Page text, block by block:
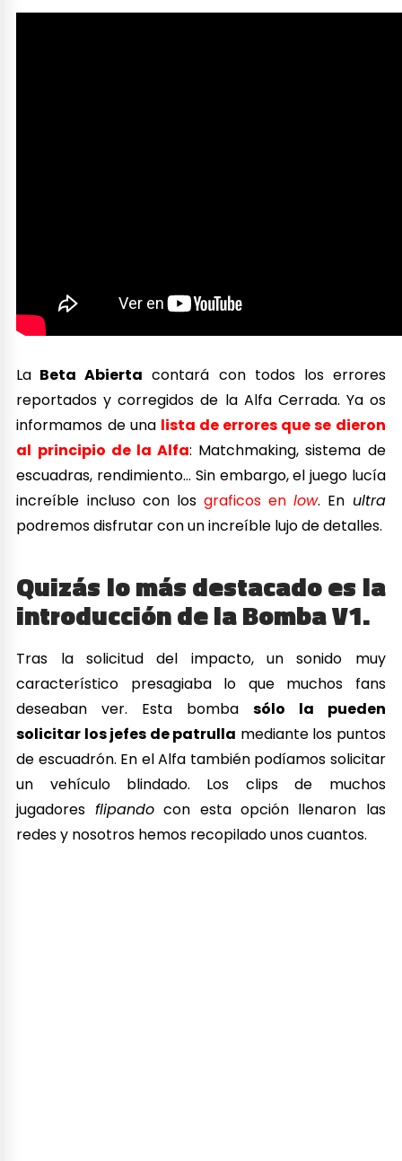
La Beta Abierta contará con todos los errores
reportados y corregidos de la Alfa Cerrada. Ya os
informamos de una lista de errores que se dieron
al principio de la Alfa: Matchmaking, sistema de
escuadras, rendimiento… Sin embargo, el juego lucía
increíble incluso con los graficos enlow. En ultra
podremos disfrutar con un increíble lujo de detalles.
Quizás lo más destacado es la
introducción de la Bomba V1.
Tras la solicitud del impacto, un sonido muy
característico presagiaba lo que muchos fans
deseaban ver. Esta bomba sólo la pueden
solicitar los jefes de patrulla mediante los puntos
de escuadrón. En el Alfa también podíamos solicitar
un vehículo blindado. Los clips de muchos
jugadores flipandocon esta opción llenaron las
redes y nosotros hemos recopilado unos cuantos.